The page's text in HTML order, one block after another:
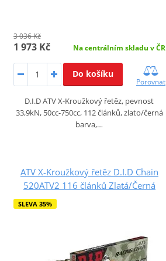
3 036 Kč
1 973 Kč Na centrálním skladu v ČR
Do košíku
Porovnat
D.I.D ATV X-Kroužkový řetěz, pevnost
33,9kN, 50cc-750cc, 112 článků, zlato/černá
barva,…
ATV X-Kroužkový řetěz D.I.D Chain
520ATV2 116 článků Zlatá/Černá
SLEVA 35%